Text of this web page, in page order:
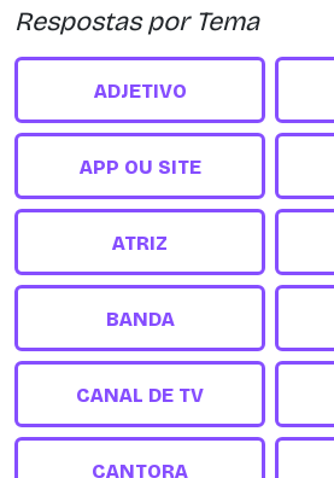
Respostas por Tema
ADJETIVO
APP OU SITE
ATRIZ
BANDA
CANAL DE TV
CANTORA